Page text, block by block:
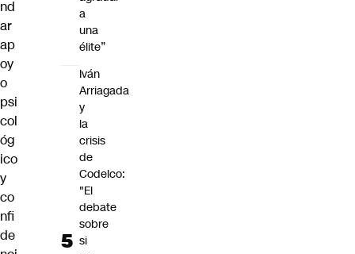
nd
ar
ap
oy
o
psi
col
óg
ico
y
co
nfi
de
a
una
élite”
Iván
Arriagada
y
la
crisis
de
Codelco:
"El
debate
sobre
si